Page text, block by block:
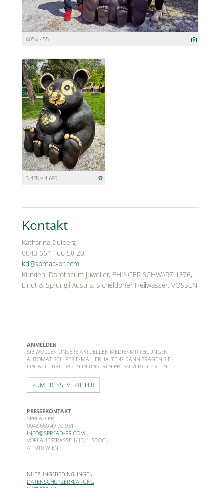
605 x 455
3 428 x 4 690
Kontakt
Katharina Dulberg
0043 664 166 50 20
kd@spread-pr.com
Kunden: Dorotheum Juwelier, EHINGER SCHWARZ 1876,
Lindt & Sprüngli Austria, Sicheldorfer Heilwasser, VOSSEN
ANMELDEN
SIE WOLLEN UNSERE AKTUELLEN MEDIENMITTEILUNGEN
AUTOMATISCH PER E-MAIL ERHALTEN? DANN TRAGEN SIE
EINFACH IHRE DATEN IN UNSEREN PRESSEVERTEILER EIN:
ZUM PRESSEVERTEILER
PRESSEKONTAKT
SPREAD PR
0043 660 49 70 931
INFO@SPREAD-PR.COM
VORLAUFSTRASSE 1/13, 1. STOCK
A-1010 WIEN
NUTZUNGSBEDINGUNGEN
DATENSCHUTZERKLÄRUNG